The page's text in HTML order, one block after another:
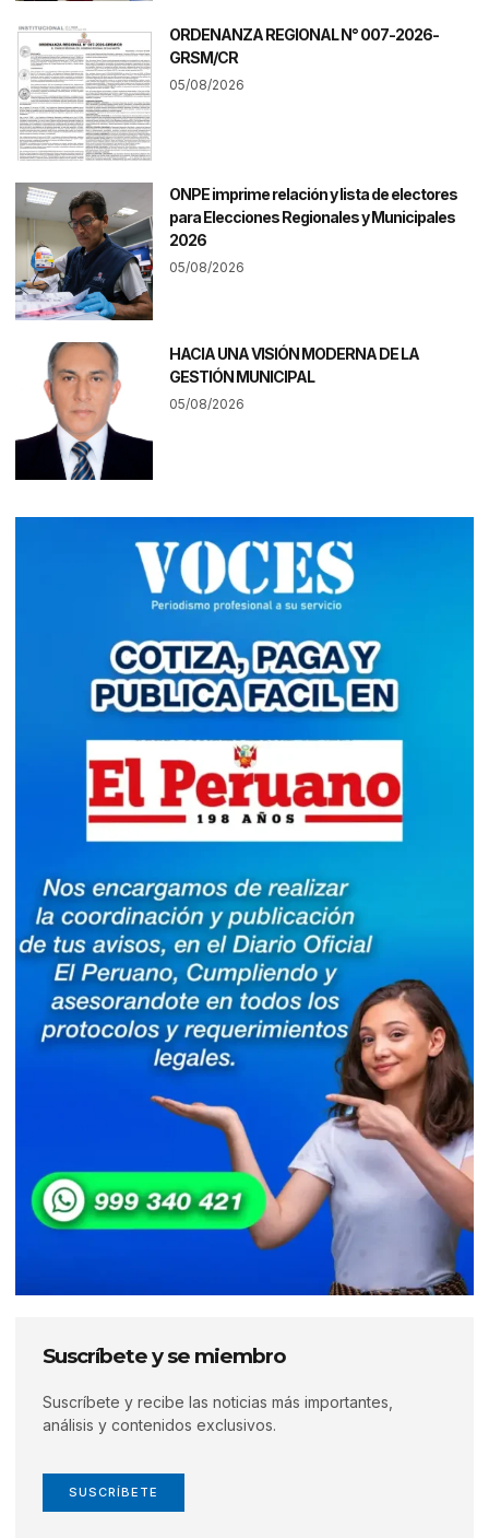
ORDENANZA REGIONAL N° 007-2026-
GRSM/CR
05/08/2026
ONPE imprime relación y lista de electores
para Elecciones Regionales y Municipales
2026
05/08/2026
HACIA UNA VISIÓN MODERNA DE LA
GESTIÓN MUNICIPAL
05/08/2026
Suscríbete y se miembro
Suscríbete y recibe las noticias más importantes,
análisis y contenidos exclusivos.
SUSCRÍBETE